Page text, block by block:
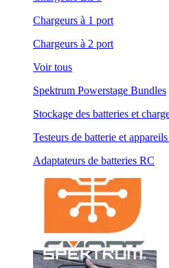
Chargeurs à 1 port
Chargeurs à 2 port
Voir tous
Spektrum Powerstage Bundles
Stockage des batteries et
Testeurs de batterie et
Adaptateurs de batteries RC